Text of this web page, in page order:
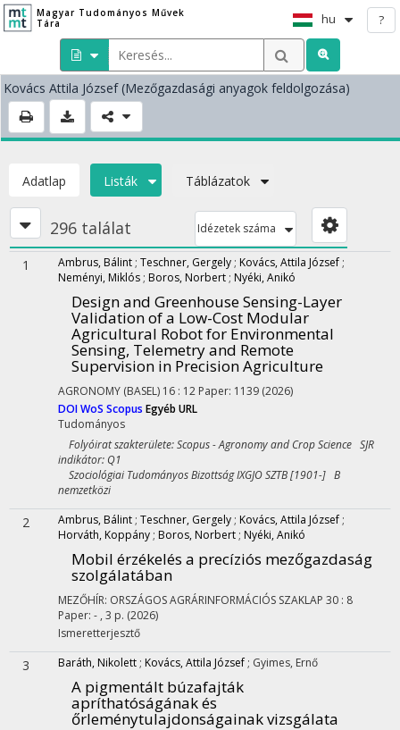
Magyar Tudományos Művek
Tára
hu ?
Kovács Attila József (Mezőgazdasági anyagok feldolgozása)
Adatlap Listák Táblázatok
296 találat Idézetek száma
1 Ambrus, Bálint ; Teschner, Gergely ; Kovács, Attila József ;
Neményi, Miklós ; Boros, Norbert ; Nyéki, Anikó
Design and Greenhouse Sensing-Layer
Validation of a Low-Cost Modular
Agricultural Robot for Environmental
Sensing, Telemetry and Remote
Supervision in Precision Agriculture
AGRONOMY (BASEL) 16 : 12 Paper: 1139 (2026)
DOIWoS Scopus Egyéb URL
Tudományos
Folyóirat szakterülete: Scopus - Agronomy and Crop Science SJR
indikátor: Q1
Szociológiai Tudományos Bizottság IXGJO SZTB [1901-] B
nemzetközi
2 Ambrus, Bálint ; Teschner, Gergely ; Kovács, Attila József ;
Horváth, Koppány ; Boros, Norbert ; Nyéki, Anikó
Mobil érzékelés a precíziós mezőgazdaság
szolgálatában
MEZŐHÍR: ORSZÁGOS AGRÁRINFORMÁCIÓS SZAKLAP 30 : 8
Paper: - , 3 p. (2026)
Ismeretterjesztő
3 Baráth, Nikolett ; Kovács, Attila József ; Gyimes, Ernő
A pigmentált búzafajták
apríthatóságának és
őrleménytulajdonságainak vizsgálata